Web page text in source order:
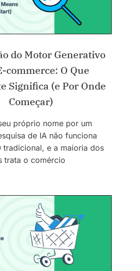
do Motor Generativo
commerce: O Que
Significa (e Por Onde
Começar)
próprio nome por um
de IA não funciona
tradicional, e a maioria dos
trata o comércio